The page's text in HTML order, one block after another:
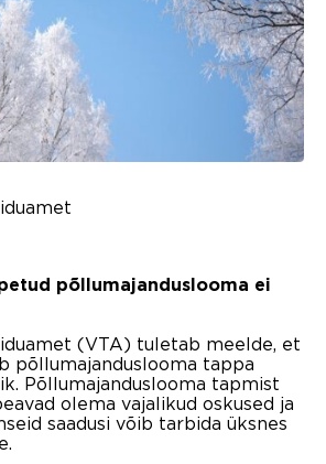
põllumajanduslooma ei
(VTA) tuletab meelde, et
põllumajanduslooma tappa
Põllumajanduslooma tapmist
olema vajalikud oskused ja
saadusi võib tarbida üksnes